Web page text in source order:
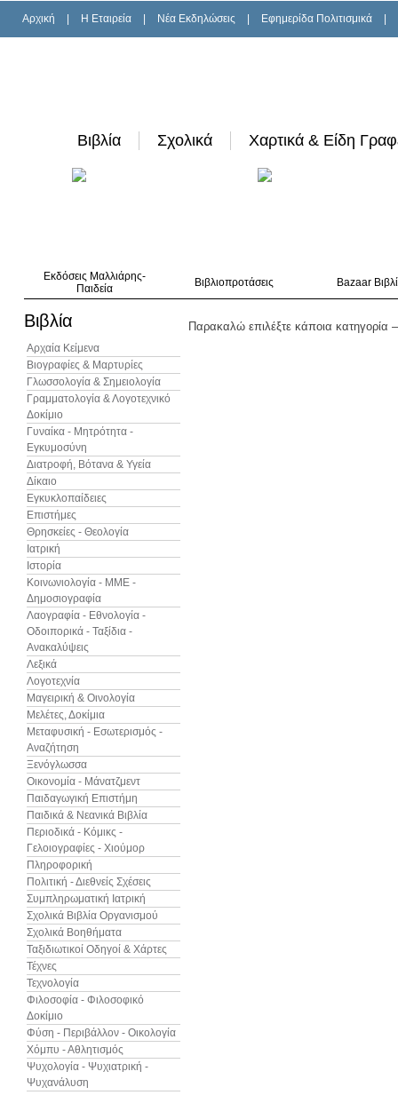
Αρχική H Εταιρεία Νέα Εκδηλώσεις Εφημερίδα Πολιτισμικά
Βιβλία Σχολικά Χαρτικά & Είδη
Εκδόσεις Μαλλιάρης-
Παιδεία
Βιβλιοπροτάσεις Bazaar
Βιβλία
Αρχαία Κείμενα
Βιογραφίες & Μαρτυρίες
Γλωσσολογία & Σημειολογία
Γραμματολογία & Λογοτεχνικό
Δοκίμιο
Γυναίκα - Μητρότητα -
Εγκυμοσύνη
Διατροφή, Βότανα & Υγεία
Δίκαιο
Εγκυκλοπαίδειες
Επιστήμες
Θρησκείες - Θεολογία
Ιατρική
Ιστορία
Κοινωνιολογία - ΜΜΕ -
Δημοσιογραφία
Λαογραφία - Εθνολογία -
Οδοιπορικά - Ταξίδια -
Ανακαλύψεις
Λεξικά
Λογοτεχνία
Μαγειρική & Οινολογία
Μελέτες, Δοκίμια
Μεταφυσική - Εσωτερισμός -
Αναζήτηση
Ξενόγλωσσα
Οικονομία - Μάνατζμεντ
Παιδαγωγική Επιστήμη
Παιδικά & Νεανικά Βιβλία
Περιοδικά - Κόμικς -
Γελοιογραφίες - Χιούμορ
Πληροφορική
Πολιτική - Διεθνείς Σχέσεις
Συμπληρωματική Ιατρική
Σχολικά Βιβλία Οργανισμού
Σχολικά Βοηθήματα
Ταξιδιωτικοί Οδηγοί & Χάρτες
Τέχνες
Τεχνολογία
Φιλοσοφία - Φιλοσοφικό
Δοκίμιο
Φύση - Περιβάλλον - Οικολογία
Χόμπυ - Αθλητισμός
Ψυχολογία - Ψυχιατρική -
Ψυχανάλυση
Παρακαλώ επιλέξτε κάποια κατηγορία